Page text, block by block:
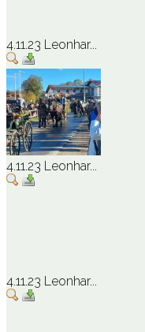
4.11.23 Leonhar...
4.11.23 Leonhar...
4.11.23 Leonhar...